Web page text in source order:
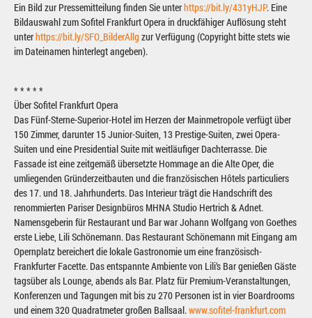
Ein Bild zur Pressemitteilung finden Sie unterhttps://bit.ly/431yHJP. Eine
Bildauswahl zum Sofitel Frankfurt Opera in druckfähiger Auflösung steht
unterhttps://bit.ly/SFO_BilderAllg zur Verfügung (Copyright bitte stets wie
im Dateinamen hinterlegt angeben).
* * * * *
Über Sofitel Frankfurt Opera
Das Fünf-Sterne-Superior-Hotel im Herzen der Mainmetropole verfügt über
150 Zimmer, darunter 15 Junior-Suiten, 13 Prestige-Suiten, zwei Opera-
Suiten und eine Presidential Suite mit weitläufiger Dachterrasse. Die
Fassade ist eine zeitgemäß übersetzte Hommage an die Alte Oper, die
umliegenden Gründerzeitbauten und die französischen Hôtels particuliers
des 17. und 18. Jahrhunderts. Das Interieur trägt die Handschrift des
renommierten Pariser Designbüros MHNA Studio Hertrich & Adnet.
Namensgeberin für Restaurant und Bar war Johann Wolfgang von Goethes
erste Liebe, Lili Schönemann. Das Restaurant Schönemann mit Eingang am
Opernplatz bereichert die lokale Gastronomie um eine französisch-
Frankfurter Facette. Das entspannte Ambiente von Lili‘s Bar genießen Gäste
tagsüber als Lounge, abends als Bar. Platz für Premium-Veranstaltungen,
Konferenzen und Tagungen mit bis zu 270 Personen ist in vier Boardrooms
und einem 320 Quadratmeter großen Ballsaal.www.sofitel-frankfurt.com